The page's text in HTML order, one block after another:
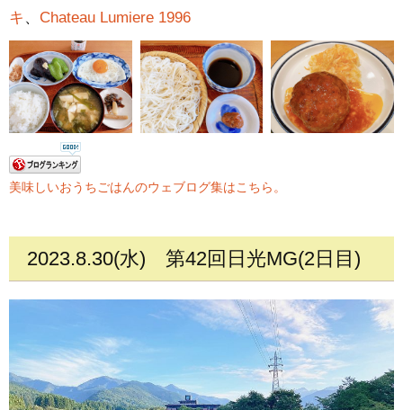
キ 、 Chateau Lumiere 1996
美味しいおうちごはんのウェブログ集はこちら。
2023.8.30(水) 第42回日光MG(2日目)